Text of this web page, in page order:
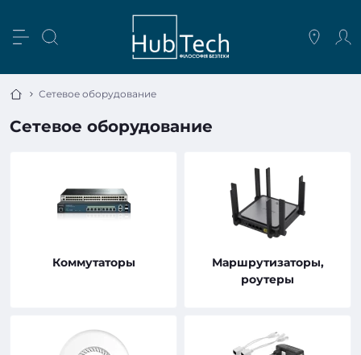
Сетевое оборудование
Сетевое оборудование
Коммутаторы
Маршрутизаторы,
роутеры